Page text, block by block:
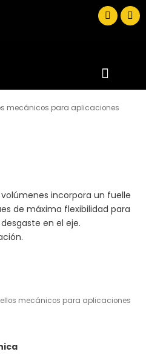
mecánicos para aplicaciones
incorpora un fuelle
de máxima flexibilidad para
en el eje.
mecánicos para aplicaciones